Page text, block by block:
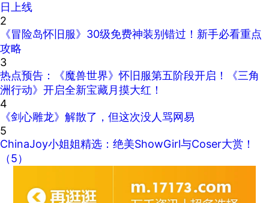
日上线
2
《冒险岛怀旧服》30级免费神装别错过！新手必看重点
攻略
3
热点预告：《魔兽世界》怀旧服第五阶段开启！《三角
洲行动》开启全新宝藏月摸大红！
4
《剑心雕龙》解散了，但这次没人骂网易
5
ChinaJoy小姐姐精选：绝美ShowGirl与Coser大赏！
（5）